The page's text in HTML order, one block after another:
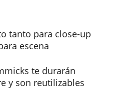
tanto para close-up
escena
te durarán
y son reutilizables